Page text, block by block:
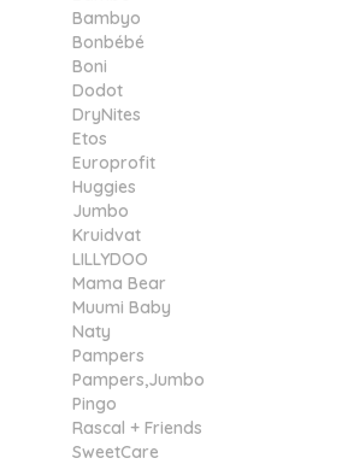
Bambyo
Bonbébé
Boni
Dodot
DryNites
Etos
Europrofit
Huggies
Jumbo
Kruidvat
LILLYDOO
Mama Bear
Muumi Baby
Naty
Pampers
Pampers,Jumbo
Pingo
Rascal + Friends
SweetCare